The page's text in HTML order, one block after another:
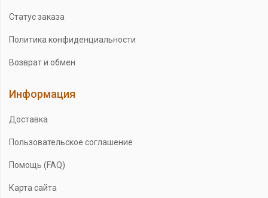
Статус заказа
Политика конфиденциальности
Возврат и обмен
Информация
Доставка
Пользовательское соглашение
Помощь (FAQ)
Карта сайта